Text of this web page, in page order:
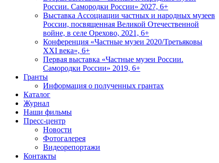
России. Самородки России» 2027, 6+
Выставка Ассоциации частных и народных музеев
России, посвященная Великой Отечественной
войне, в селе Орехово, 2021, 6+
Конференция «Частные музеи 2020/Третьяковы
XXI века», 6+
Первая выставка «Частные музеи России.
Самородки России» 2019, 6+
Гранты
Информация о полученных грантах
Каталог
Журнал
Наши фильмы
Пресс-центр
Новости
Фотогалерея
Видеорепортажи
Контакты